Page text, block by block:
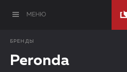
МЕНЮ
БРЕНДЫ
Peronda